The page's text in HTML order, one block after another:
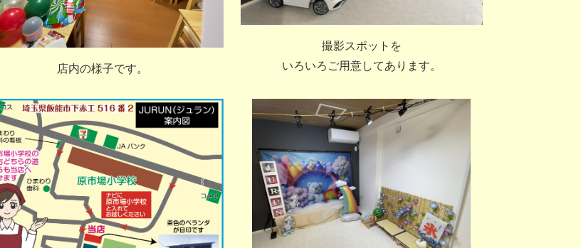
店内の様子です。
撮影スポットを
いろいろご用意してあります。